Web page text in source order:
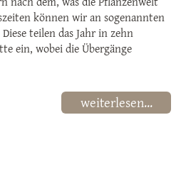
können wir an sogenannten
teilen das Jahr in zehn
ein, wobei die Übergänge
weiterlesen...